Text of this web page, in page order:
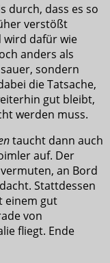
durch, dass es so
verstößt
wird dafür wie
anders als
sondern
die Tatsache,
gut bleibt,
werden muss.
taucht dann auch
auf. Der
an Bord
Stattdessen
einem gut
von
fliegt. Ende